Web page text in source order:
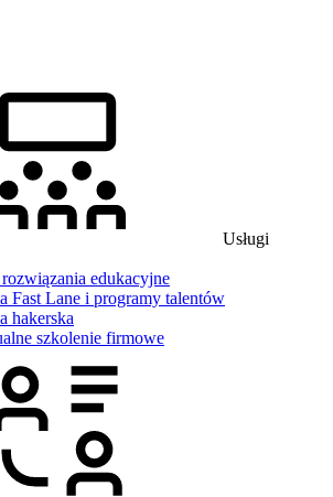
Usługi
edukacyjne
Fast Lane i programy talentów
hakerska
szkolenie firmowe